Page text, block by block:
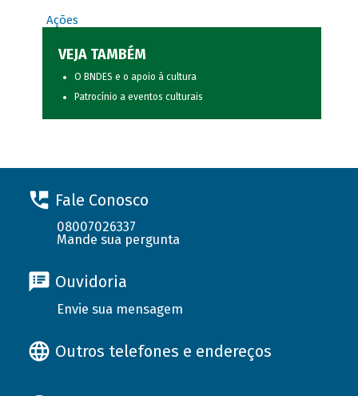
Ações
VEJA TAMBÉM
O BNDES e o apoio à cultura
Patrocínio a eventos culturais
Fale Conosco
08007026337
Mande sua pergunta
Ouvidoria
Envie sua mensagem
Outros telefones e endereços